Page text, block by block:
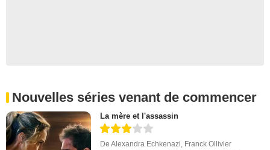
Nouvelles séries venant de commencer
La mère et l'assassin
DeAlexandra Echkenazi, Franck Ollivier